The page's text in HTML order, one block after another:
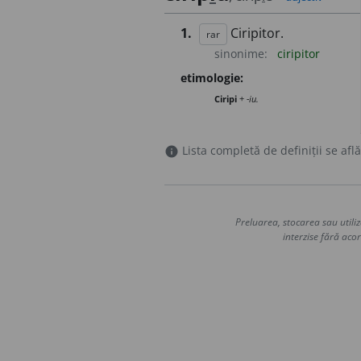
1. rar Ciripitor.
sinonime:
ciripitor
etimologie:
Ciripi + -iu.
info Lista completă de definiții se
Preluarea, stocarea sau
interzise fără